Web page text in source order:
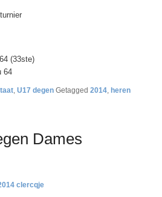
(33ste)
64
, U17 degen Getagged 2014, heren
Dames
clercqje